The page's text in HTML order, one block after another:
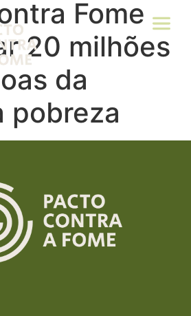
de ferramentas
Fome
20 milhões
da
pobreza